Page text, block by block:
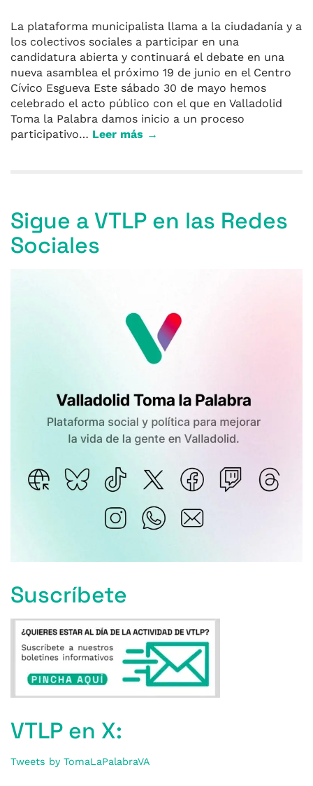
La plataforma municipalista llama a la ciudadanía y a
los colectivos sociales a participar en una
candidatura abierta y continuará el debate en una
nueva asamblea el próximo 19 de junio en el Centro
Cívico Esgueva Este sábado 30 de mayo hemos
celebrado el acto público con el que en Valladolid
Toma la Palabra damos inicio a un proceso
participativo… Leer más →
Sigue a VTLP en las Redes
Sociales
Suscríbete
VTLP en X:
Tweets by TomaLaPalabraVA